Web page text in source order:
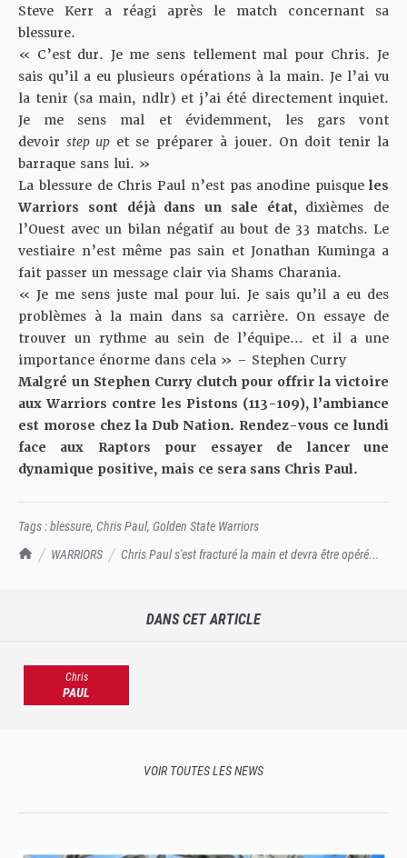
TrashTalk Actu NBA
WARRIORS Chris Paul s'est fracturé la main et devra être opéré...
Steve Kerr a réagi après le match concernant sa
blessure.
« C’est dur. Je me sens tellement mal pour Chris. Je
sais qu’il a eu plusieurs opérations à la main. Je l’ai vu
la tenir (sa main, ndlr) et j’ai été directement inquiet.
Je me sens mal et évidemment, les gars vont
devoirstep upet se préparer à jouer. On doit tenir la
barraque sans lui. »
La blessure de Chris Paul n’est pas anodine puisque les
Warriors sont déjà dans un sale état, dixièmes de
l’Ouest avec un bilan négatif au bout de 33 matchs. Le
vestiaire n’est même pas sain et Jonathan Kuminga a
fait passer un message clair via Shams Charania.
« Je me sens juste mal pour lui. Je sais qu’il a eu des
problèmes à la main dans sa carrière. On essaye de
trouver un rythme au sein de l’équipe… et il a une
importance énorme dans cela » – Stephen Curry
Malgré un Stephen Curry clutch pour offrir la victoire
aux Warriors contre les Pistons (113-109), l’ambiance
est morose chez la Dub Nation. Rendez-vous ce lundi
face aux Raptors pour essayer de lancer une
dynamique positive, mais ce sera sans Chris Paul.
Tags :blessure, Chris Paul, Golden State Warriors
DANS CET ARTICLE
Chris
PAUL
VOIR TOUTES LES NEWS